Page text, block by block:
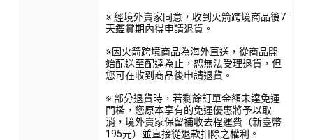
※ 經境外賣家同意，收到火箭跨境商品後7
天鑑賞期內得申請退貨。
※因火箭跨境商品為海外直送，從商品開
始配送至配達為止，恕無法受理退貨，但
您可在收到商品後申請退貨。
※ 部分退貨時，若剩餘訂單金額未達免運
門檻，您原本享有的免運優惠將予以取
消，境外賣家保留補收去程運費（新臺幣
195元）並直接從退款扣除之權利。